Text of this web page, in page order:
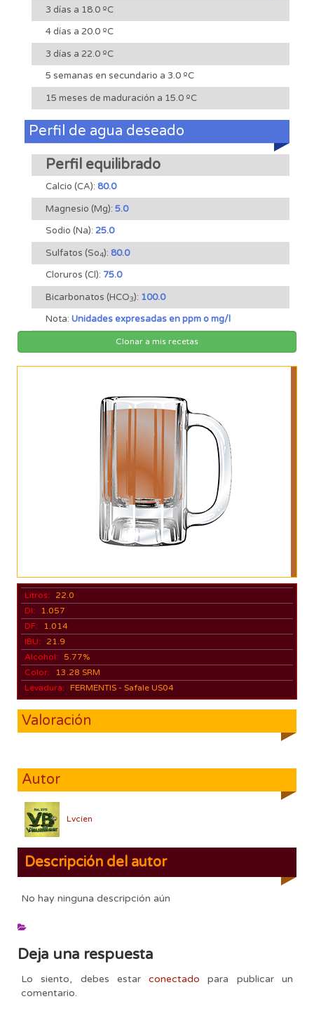
3 días a 18.0 ºC
4 días a 20.0 ºC
3 días a 22.0 ºC
5 semanas en secundario a 3.0 ºC
15 meses de maduración a 15.0 ºC
Perfil de agua deseado
Perfil equilibrado
Calcio (CA): 80.0
Magnesio (Mg): 5.0
Sodio (Na): 25.0
Sulfatos (So4): 80.0
Cloruros (Cl): 75.0
Bicarbonatos (HCO3): 100.0
Nota: Unidades expresadas en ppm o mg/l
Clonar a mis recetas
Litros:
22.0
DI:
1.057
DF:
1.014
IBU:
21.9
Alcohol:
5.77%
Color:
13.28 SRM
Levadura: FERMENTIS - Safale US04
Valoración
Autor
Lvcien
Descripción del autor
No hay ninguna descripción aún
Deja una respuesta
Lo siento, debes estarconectado para publicar un
comentario.